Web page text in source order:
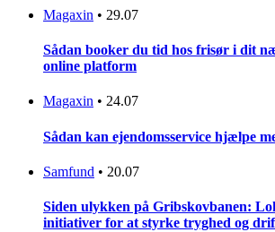
Magaxin • 29.07
Sådan booker du tid hos frisør i dit
online platform
Magaxin • 24.07
Sådan kan ejendomsservice hjælpe
Samfund • 20.07
Siden ulykken på Gribskovbanen:
initiativer for at styrke tryghed og